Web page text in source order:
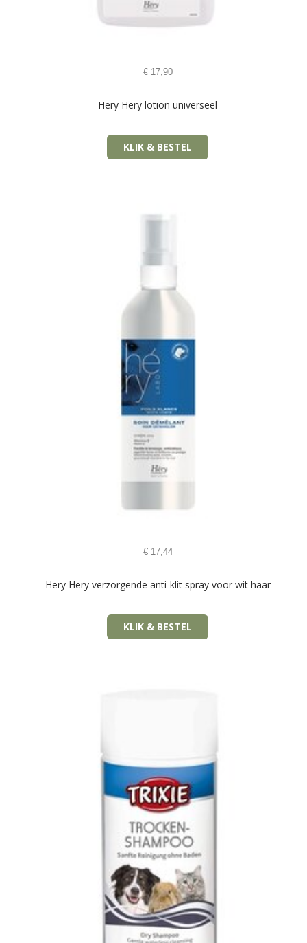
€17,90
Hery Hery lotion universeel
KLIK & BESTEL
€17,44
Hery Hery verzorgende anti-klit spray voor wit haar
KLIK & BESTEL